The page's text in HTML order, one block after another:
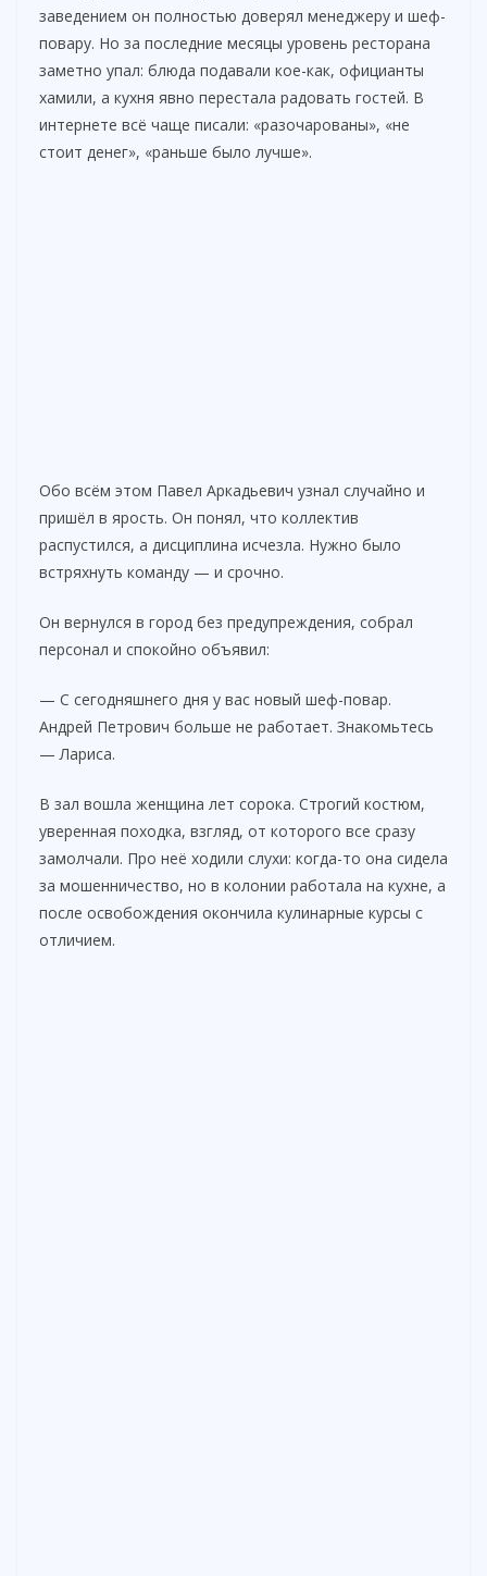
d
e
o
заведением он полностью доверял менеджеру и шеф-
повару. Но за последние месяцы уровень ресторана
заметно упал: блюда подавали кое-как, официанты
хамили, а кухня явно перестала радовать гостей. В
интернете всё чаще писали: «разочарованы», «не
стоит денег», «раньше было лучше».
Обо всём этом Павел Аркадьевич узнал случайно и
пришёл в ярость. Он понял, что коллектив
распустился, а дисциплина исчезла. Нужно было
встряхнуть команду — и срочно.
Он вернулся в город без предупреждения, собрал
персонал и спокойно объявил:
— С сегодняшнего дня у вас новый шеф-повар.
Андрей Петрович больше не работает. Знакомьтесь
— Лариса.
В зал вошла женщина лет сорока. Строгий костюм,
уверенная походка, взгляд, от которого все сразу
замолчали. Про неё ходили слухи: когда-то она сидела
за мошенничество, но в колонии работала на кухне, а
после освобождения окончила кулинарные курсы с
отличием.